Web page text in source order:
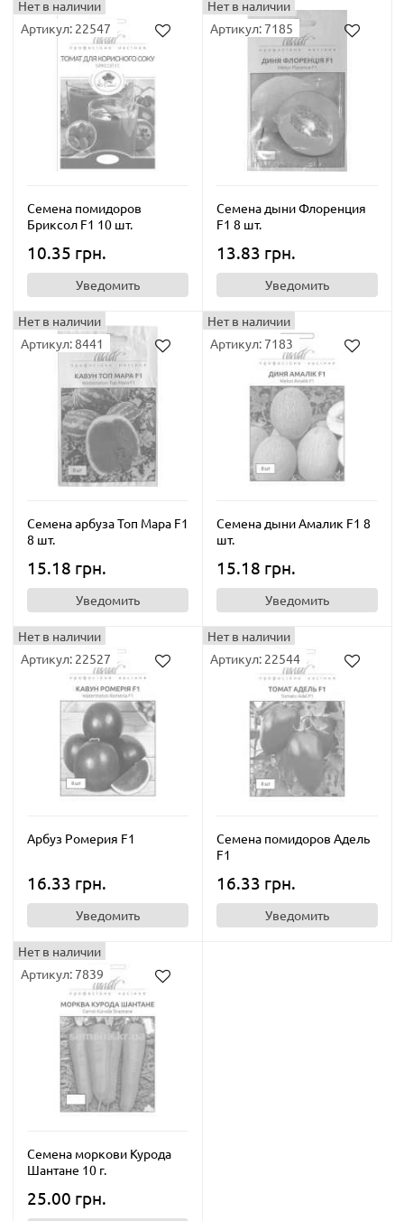
Нет в наличии
Артикул: 22547
Семена помидоров
Бриксол F1 10 шт.
10.35 грн.
Уведомить
Нет в наличии
Артикул: 7185
Семена дыни Флоренция
F1 8 шт.
13.83 грн.
Уведомить
Нет в наличии
Артикул: 8441
Семена арбуза Топ Мара F1
8 шт.
15.18 грн.
Уведомить
Нет в наличии
Артикул: 7183
Семена дыни Амалик F1 8
шт.
15.18 грн.
Уведомить
Нет в наличии
Артикул: 22527
Арбуз Ромерия F1
16.33 грн.
Уведомить
Нет в наличии
Артикул: 22544
Семена помидоров Адель
F1
16.33 грн.
Уведомить
Нет в наличии
Артикул: 7839
Семена моркови Курода
Шантане 10 г.
25.00 грн.